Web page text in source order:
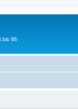
bis 86